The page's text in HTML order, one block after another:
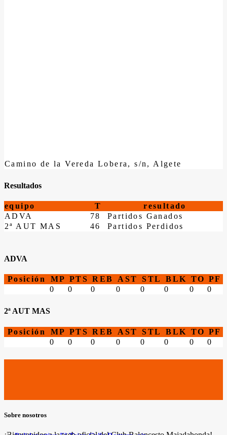
Camino de la Vereda Lobera, s/n, Algete
Resultados
equipo T
resultado
ADVA
78
Partidos Ganados
2ª AUT MAS
46 Partidos Perdidos
ADVA
Posición MP PTS REB AST STL BLK TO PF
0
0 0 0 0 0 0 0
2ª AUT MAS
Posición MP PTS REB AST STL BLK TO PF
0
0 0 0 0 0 0 0
Sobre nosotros